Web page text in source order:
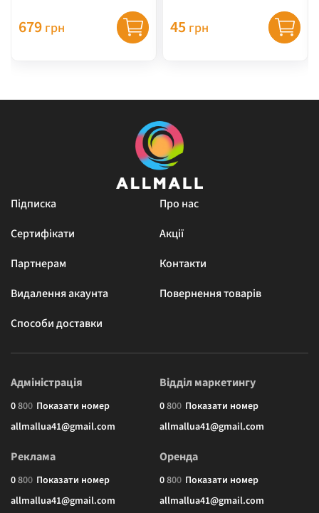
679 грн 45 грн
Підписка
Про нас
Сертифікати
Акції
Партнерам
Контакти
Видалення акаунта
Повернення товарів
Способи доставки
Адміністрація
0800 Показати номер
allmallua41@gmail.com
Відділ маркетингу
0800 Показати номер
allmallua41@gmail.com
Реклама
0800 Показати номер
allmallua41@gmail.com
Оренда
0800 Показати номер
allmallua41@gmail.com